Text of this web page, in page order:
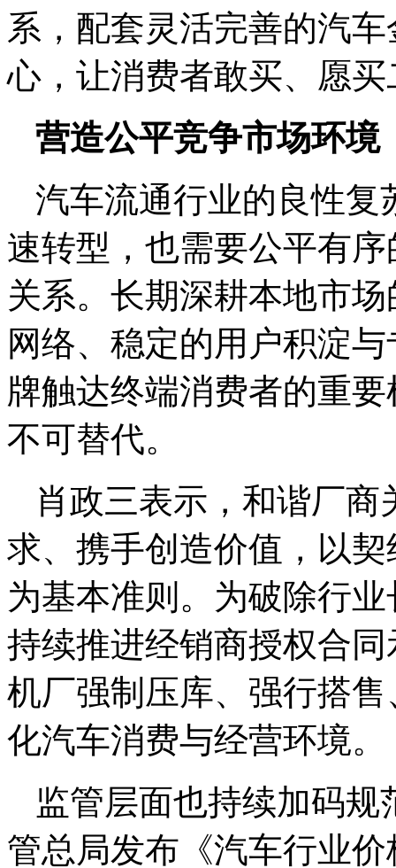
系，配套灵活完善的汽
心，让消费者敢买、愿
营造公平竞争市场环境
汽车流通行业的良性复
速转型，也需要公平有
关系。长期深耕本地市
网络、稳定的用户积淀
牌触达终端消费者的重
不可替代。
肖政三表示，和谐厂
求、携手创造价值，以
为基本准则。为破除行
持续推进经销商授权合
机厂强制压库、强行搭
化汽车消费与经营环境。
监管层面也持续加码
管总局发布《汽车行业